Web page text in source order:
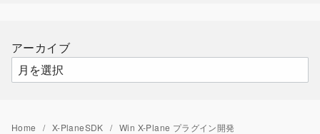
ー
アーカイブ
Home X-PlaneSDK Win X-Plane プラグイン開発